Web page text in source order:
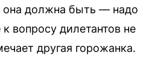
она должна быть — надо
вопросу дилетантов не
другая горожанка.